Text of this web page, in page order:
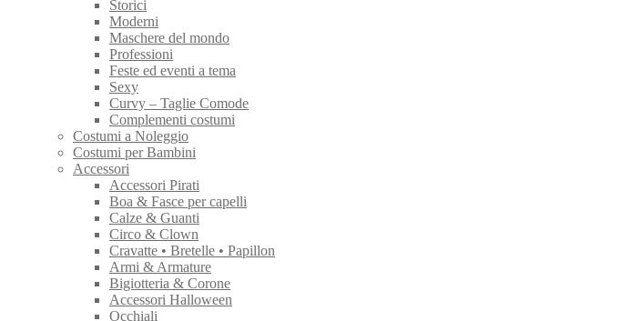
Storici
Moderni
Maschere del mondo
Professioni
Feste ed eventi a tema
Sexy
Curvy – Taglie Comode
Complementi costumi
Costumi a Noleggio
Costumi per Bambini
Accessori
Accessori Pirati
Boa & Fasce per capelli
Calze & Guanti
Circo & Clown
Cravatte • Bretelle • Papillon
Armi & Armature
Bigiotteria & Corone
Accessori Halloween
Occhiali